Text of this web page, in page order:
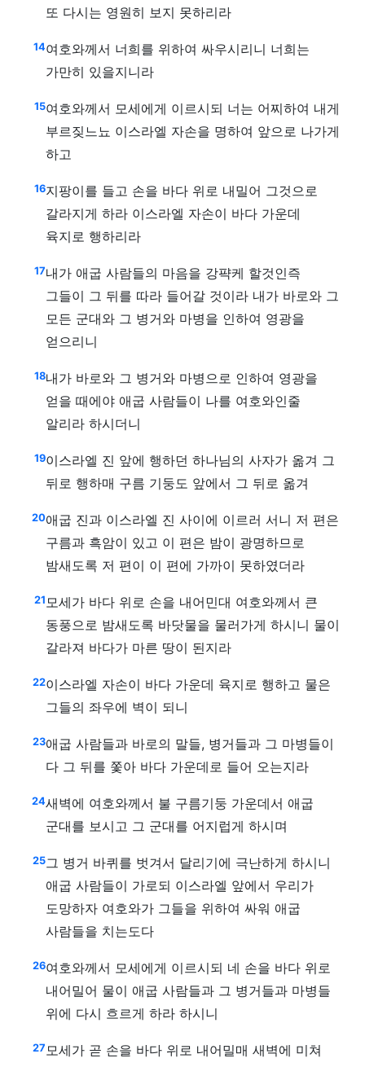
또 다시는 영원히 보지 못하리라
14여호와께서 너희를 위하여 싸우시리니 너희는
가만히 있을지니라
15여호와께서 모세에게 이르시되 너는 어찌하여 내게
부르짖느뇨 이스라엘 자손을 명하여 앞으로 나가게
하고
16지팡이를 들고 손을 바다 위로 내밀어 그것으로
갈라지게 하라 이스라엘 자손이 바다 가운데
육지로 행하리라
17내가 애굽 사람들의 마음을 강퍅케 할것인즉
그들이 그 뒤를 따라 들어갈 것이라 내가 바로와 그
모든 군대와 그 병거와 마병을 인하여 영광을
얻으리니
18내가 바로와 그 병거와 마병으로 인하여 영광을
얻을 때에야 애굽 사람들이 나를 여호와인줄
알리라 하시더니
19이스라엘 진 앞에 행하던 하나님의 사자가 옮겨 그
뒤로 행하매 구름 기둥도 앞에서 그 뒤로 옮겨
20애굽 진과 이스라엘 진 사이에 이르러 서니 저 편은
구름과 흑암이 있고 이 편은 밤이 광명하므로
밤새도록 저 편이 이 편에 가까이 못하였더라
21모세가 바다 위로 손을 내어민대 여호와께서 큰
동풍으로 밤새도록 바닷물을 물러가게 하시니 물이
갈라져 바다가 마른 땅이 된지라
22이스라엘 자손이 바다 가운데 육지로 행하고 물은
그들의 좌우에 벽이 되니
23애굽 사람들과 바로의 말들, 병거들과 그 마병들이
다 그 뒤를 쫓아 바다 가운데로 들어 오는지라
24새벽에 여호와께서 불 구름기둥 가운데서 애굽
군대를 보시고 그 군대를 어지럽게 하시며
25그 병거 바퀴를 벗겨서 달리기에 극난하게 하시니
애굽 사람들이 가로되 이스라엘 앞에서 우리가
도망하자 여호와가 그들을 위하여 싸워 애굽
사람들을 치는도다
26여호와께서 모세에게 이르시되 네 손을 바다 위로
내어밀어 물이 애굽 사람들과 그 병거들과 마병들
위에 다시 흐르게 하라 하시니
27모세가 곧 손을 바다 위로 내어밀매 새벽에 미쳐